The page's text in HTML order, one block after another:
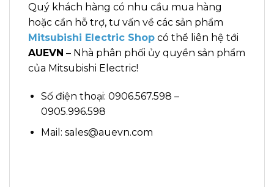
Quý khách hàng có nhu cầu mua hàng
hoặc cần hỗ trợ, tư vấn về các sản phẩm
Mitsubishi Electric Shop có thể liên hệ tới
AUEVN – Nhà phân phối ủy quyền sản phẩm
của Mitsubishi Electric!
Số điện thoại: 0906.567.598 –
0905.996.598
Mail: sales@auevn.com